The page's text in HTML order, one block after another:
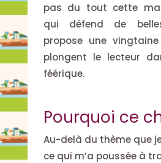
pas du tout cette
qui défend de
propose une
plongent le lecteur
féérique.
Pourquoi ce
Au-delà du thème que
ce qui m’a poussée à